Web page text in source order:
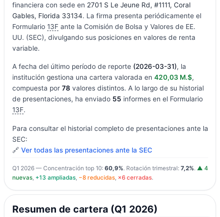
financiera con sede en 2701 S Le Jeune Rd, #1111, Coral
Gables, Florida 33134. La firma presenta periódicamente el
Formulario 13Fante la Comisión de Bolsa y Valores de EE.
UU. (SEC), divulgando sus posiciones en valores de renta
variable.
A fecha del último período de reporte (2026-03-31), la
institución gestiona una cartera valorada en 420,03 M.$,
compuesta por 78 valores distintos. A lo largo de su historial
de presentaciones, ha enviado 55 informes en el Formulario
13F.
Para consultar el historial completo de presentaciones ante la
SEC:
🔗 Ver todas las presentaciones ante la SEC
Q1 2026 — Concentración top 10: 60,9%. Rotación trimestral: 7,2%. ▲ 4
nuevas, +13 ampliadas, −8 reducidas, ×6 cerradas.
Resumen de cartera (Q1 2026)